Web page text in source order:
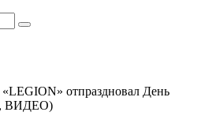
отпраздновал День
ВИДЕО)